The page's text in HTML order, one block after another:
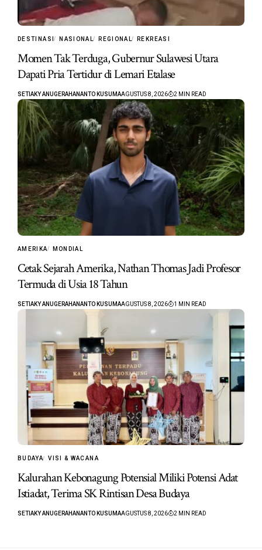
DESTINASI NASIONAL REGIONAL REKREASI
Momen Tak Terduga, Gubernur Sulawesi Utara
Dapati Pria Tertidur di Lemari Etalase
SETIAKY ANUGERAHANANTO KUSUMAAGUSTUS 8, 2026 2 MIN READ
AMERIKA MONDIAL
Cetak Sejarah Amerika, Nathan Thomas Jadi Profesor
Termuda di Usia 18 Tahun
SETIAKY ANUGERAHANANTO KUSUMAAGUSTUS 8, 2026 1 MIN READ
BUDAYA VISI & WACANA
Kalurahan Kebonagung Potensial Miliki Potensi Adat
Istiadat, Terima SK Rintisan Desa Budaya
SETIAKY ANUGERAHANANTO KUSUMAAGUSTUS 8, 2026 2 MIN READ